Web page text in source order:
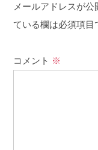
メールアドレスが公
ている欄は必須項目
コメント ※